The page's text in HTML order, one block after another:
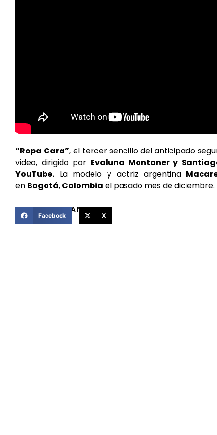
“Ropa Cara”, el tercer sencillo del anticipado
video, dirigido por Evaluna Montanery
YouTube. La modelo y actriz argentina
en Bogotá, Colombia el pasado mes de diciembre.
COMPARTIR ESTA NOTICIA
Facebook X